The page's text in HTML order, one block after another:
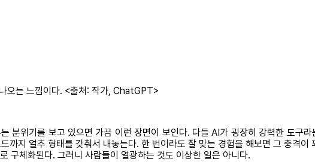
오는 느낌이다. <출처: 작가, ChatGPT>
분위기를 보고 있으면 가끔 이런 장면이 보인다. 다들 AI가 굉장히 강력한 도구
까지 얼추 형태를 갖춰서 내놓는다. 한 번이라도 잘 맞는 경험을 해보면 그 충격
구체화된다. 그러니 사람들이 열광하는 것도 이상한 일은 아니다.